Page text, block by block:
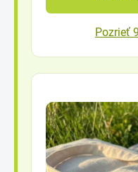
Pozrieť